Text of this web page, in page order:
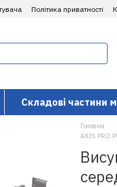
Політика приватності
Складові частини
Головна
AXIS PRO